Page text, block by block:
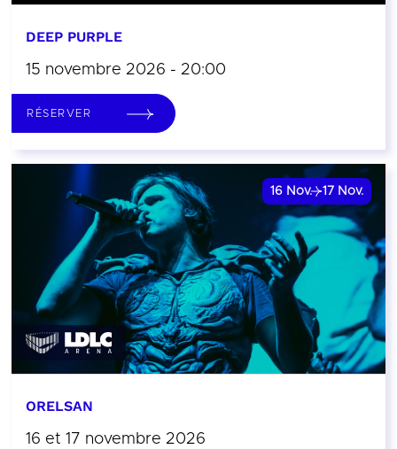
DEEP PURPLE
15 novembre 2026 - 20:00
RÉSERVER
16 Nov. 17 Nov.
ORELSAN
16 et 17 novembre 2026